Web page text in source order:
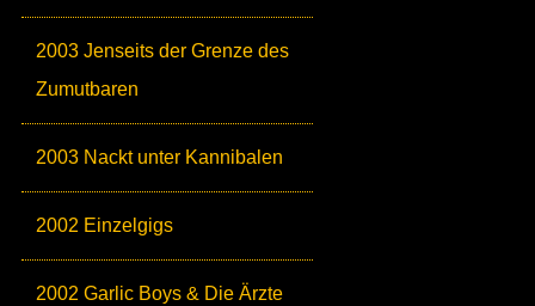
2003 Jenseits der Grenze des
Zumutbaren
2003 Nackt unter Kannibalen
2002 Einzelgigs
2002 Garlic Boys & Die Ärzte